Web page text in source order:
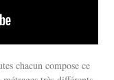
chacun compose ce